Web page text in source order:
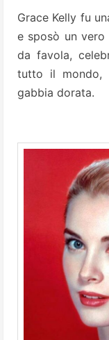
Grace Kelly fu
e sposò un
da favola,
tutto il mondo,
gabbia dorata.